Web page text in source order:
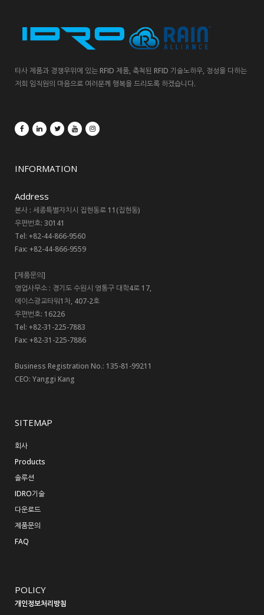
타사 제품과 경쟁우위에 있는 RFID 제품, 축척된 RFID 기술노하우, 정성을 다하는
저희 임직원의 마음으로 여러분께 행복을 드리도록 하겠습니다.
INFORMATION
Address
본사 : 세종특별자치시 집현동로 11(집현동)
우편번호: 30141
Tel: +82-44-866-9560
Fax: +82-44-866-9559
[제품문의]
영업사무소 : 경기도 수원시 영통구 대학4로 17,
에이스광교타워1차, 407-2호
우편번호: 16226
Tel: +82-31-225-7883
Fax: +82-31-225-7886
Business Registration No.: 135-81-99211
CEO: Yanggi Kang
SITEMAP
회사
Products
솔루션
IDRO기술
다운로드
제품문의
FAQ
POLICY
개인정보처리방침